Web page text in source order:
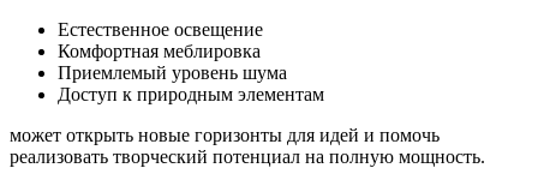
Естественное освещение
Комфортная меблировка
Приемлемый уровень шума
Доступ к природным элементам
может открыть новые горизонты для идей и помочь
реализовать творческий потенциал на полную мощность.